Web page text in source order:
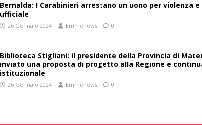
Bernalda: I Carabinieri arrestano un uono per violenza
ufficiale
26 Gennaio 2024 Emmenews 0
Biblioteca Stigliani: il presidente della Provincia di
inviato una proposta di progetto alla Regione e
istituzionale
26 Gennaio 2024 Emmenews 0